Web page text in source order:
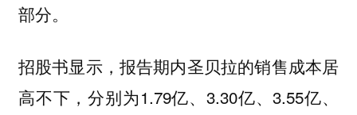
部分。
招股书显示，报告期内圣贝拉的销售成本居
高不下，分别为1.79亿、3.30亿、3.55亿、